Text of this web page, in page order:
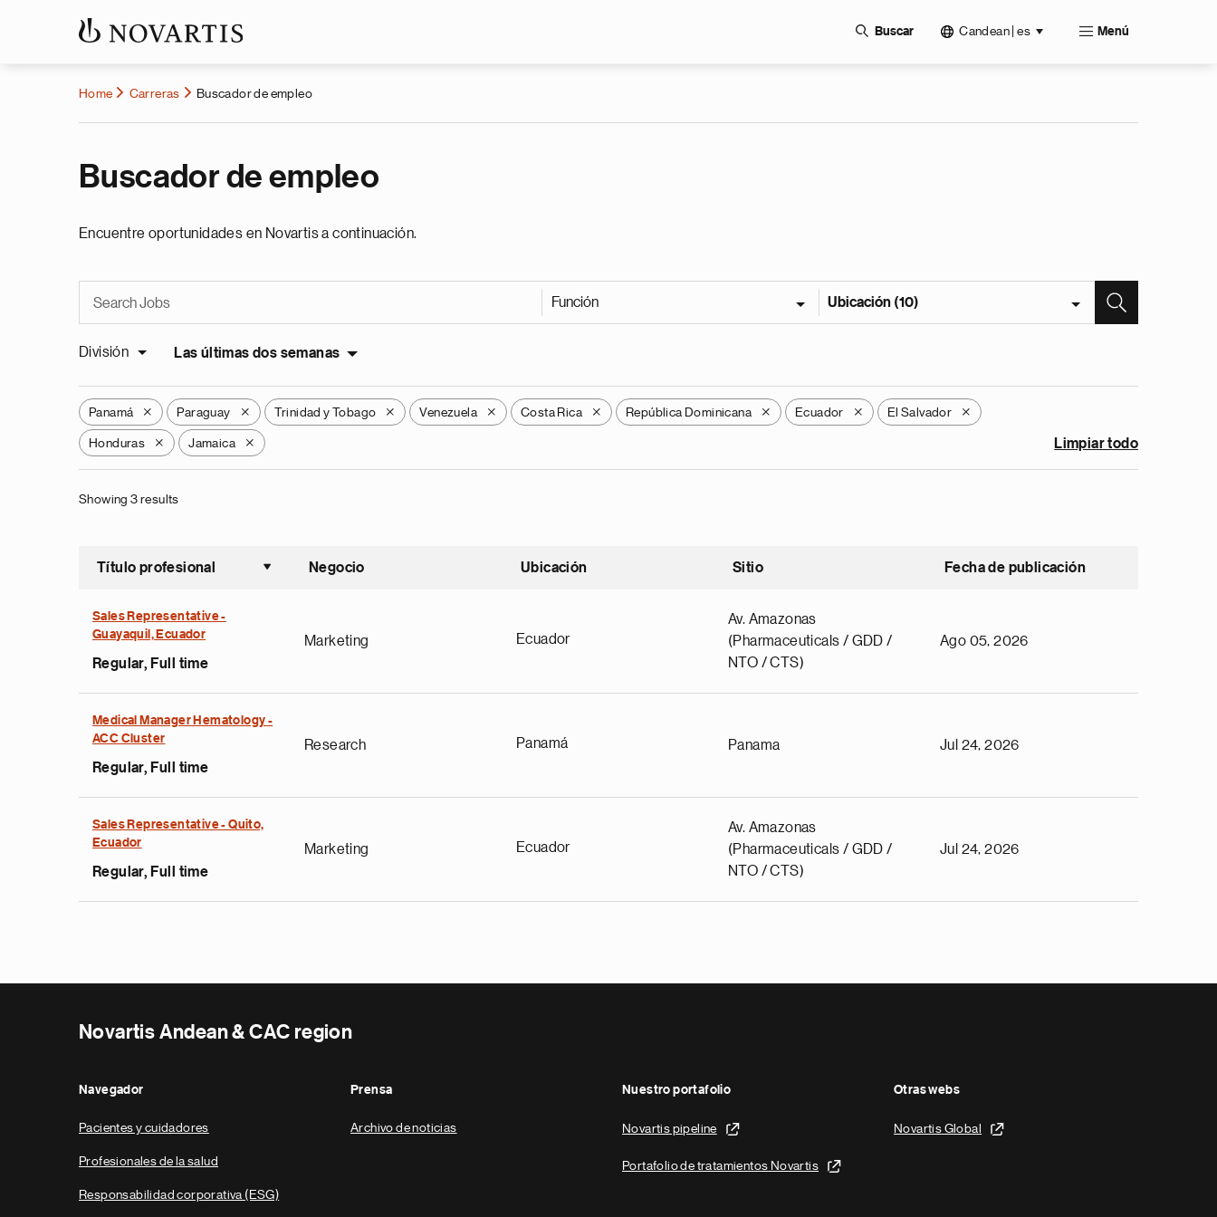
Buscar Candean | es Menú
Home Carreras Buscador de empleo
Buscador de empleo
Encuentre oportunidades en Novartis a continuación.
Función Ubicación (10)
División Las últimas dos semanas
Panamá X Paraguay X Trinidad y Tobago X Venezuela X Costa Rica X República Dominicana X Ecuador X El Salvador X
Honduras X Jamaica X Limpiar todo
Showing 3 results
Título profesional
Ordenar ascendente
Negocio Ubicación Sitio Fecha de publicación
Sales Representative -
Guayaquil, Ecuador
Regular, Full time
Marketing Ecuador
Av. Amazonas
(Pharmaceuticals / GDD /
NTO / CTS)
Ago 05, 2026
Medical Manager Hematology -
ACC Cluster
Regular, Full time
Research Panamá Panama Jul 24, 2026
Sales Representative - Quito,
Ecuador
Regular, Full time
Marketing Ecuador
Av. Amazonas
(Pharmaceuticals / GDD /
NTO / CTS)
Jul 24, 2026
Novartis Andean & CAC region
Navegador
Pacientes y cuidadores
Profesionales de la salud
Responsabilidad corporativa (ESG)
Prensa
Archivo de noticias
Nuestro portafolio
Novartis pipeline
Portafolio de tratamientos Novartis
Otras webs
Novartis Global